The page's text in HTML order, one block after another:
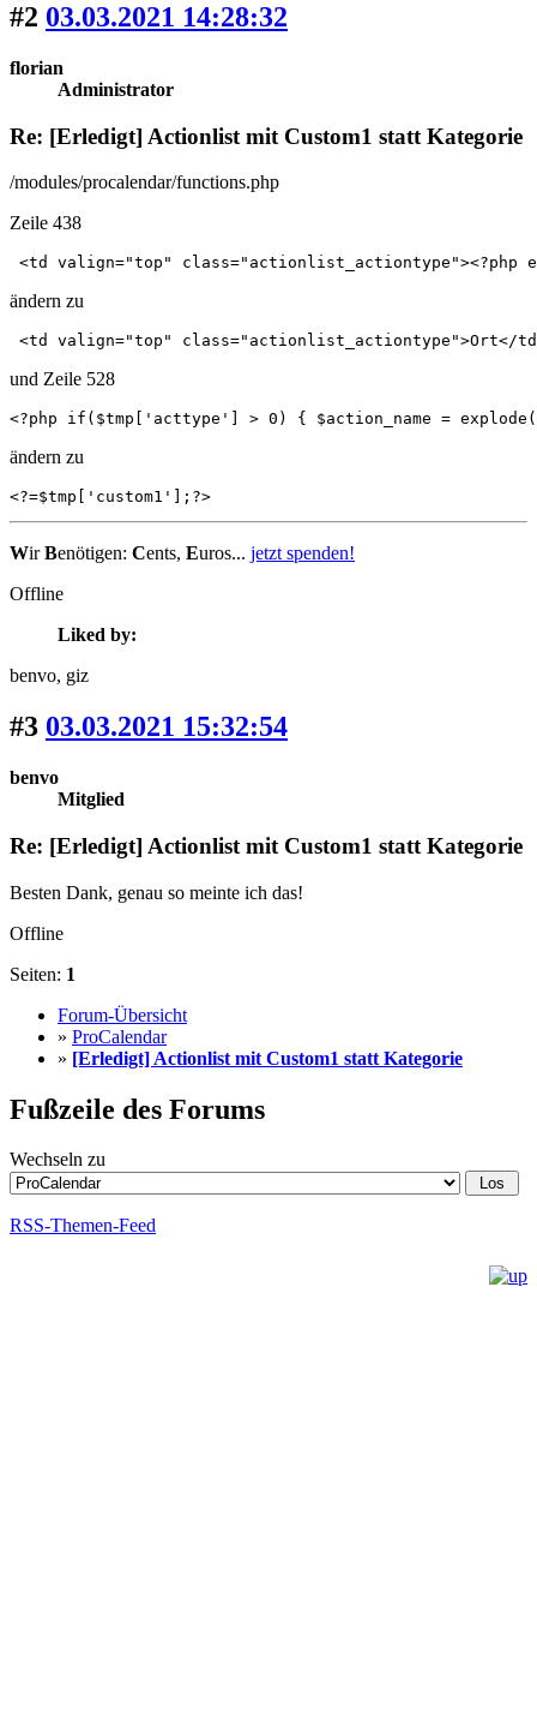
#2 03.03.2021 14:28:32
florian
Administrator
Re: [Erledigt] Actionlist mit Custom1 statt Kategorie
/modules/procalendar/functions.php
Zeile 438
<td valign="top" class="actionlist_actiontype"><?php
ändern zu
<td valign="top" class="actionlist_actiontype">Ort</
und Zeile 528
<?php if($tmp['acttype'] > 0) { $action_name =
ändern zu
<?=$tmp['custom1'];?>
WirBenötigen: Cents, Euros... jetzt spenden!
Offline
Liked by:
benvo, giz
#3 03.03.2021 15:32:54
benvo
Mitglied
Re: [Erledigt] Actionlist mit Custom1 statt Kategorie
Besten Dank, genau so meinte ich das!
Offline
Seiten: 1
Forum-Übersicht
» ProCalendar
» [Erledigt] Actionlist mit Custom1 statt Kategorie
Fußzeile des Forums
Wechseln zu
RSS-Themen-Feed